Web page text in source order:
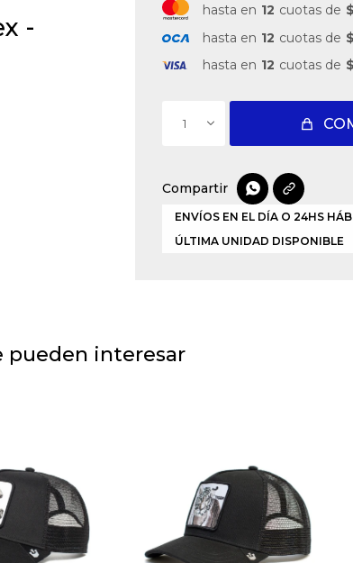
-
hasta en 12 cuotas de
hasta en 12 cuotas de
hasta en 12 cuotas de
1

ENVÍOS EN EL DÍA O 24HS
ÚLTIMA UNIDAD DISPONIBLE
pueden interesar